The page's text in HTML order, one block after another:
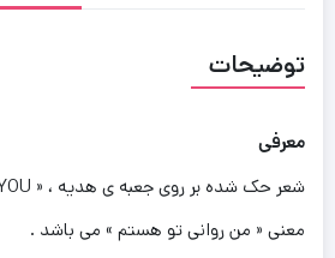
توضیحات
معرفی
معنی « من روانی تو هستم » می باشد .